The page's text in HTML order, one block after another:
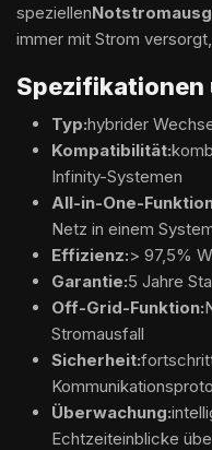
speziellen
immer mit Strom
Spezifikationen
Typ:hybrider
Kompatibilität:
Infinity-Systemen
All-in-One-
Netz in einem
Effizienz:> 97,5%
Garantie:5 Jahre
Off-Grid-Funktion:
Stromausfall
Sicherheit:
Überwachung:
Echtzeiteinblicke